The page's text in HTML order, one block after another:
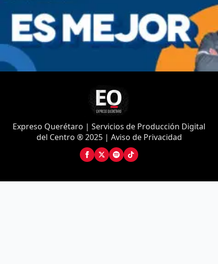
Expreso Querétaro | Servicios de Producción Digital
del Centro ® 2025 | Aviso de Privacidad